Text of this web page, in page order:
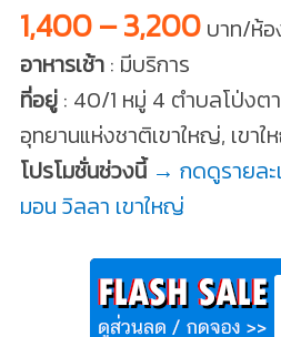
1,400 – 3,200บาท/ห้อ
อาหารเช้า: มีบริการ
ที่อยู่: 40/1 หมู่ 4 ตำบลโป่งต
อุทยานแห่งชาติเขาใหญ่, เขา
โปรโมชั่นช่วงนี้ → กดดูรายละ
มอน วิลลา เขาใหญ่